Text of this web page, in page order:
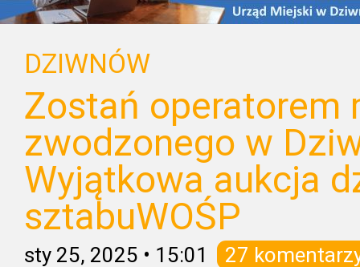
DZIWNÓW
Zostań operatorem
zwodzonego w
Wyjątkowa aukcja
sztabuWOŚP
sty 25, 2025 • 15:01 27